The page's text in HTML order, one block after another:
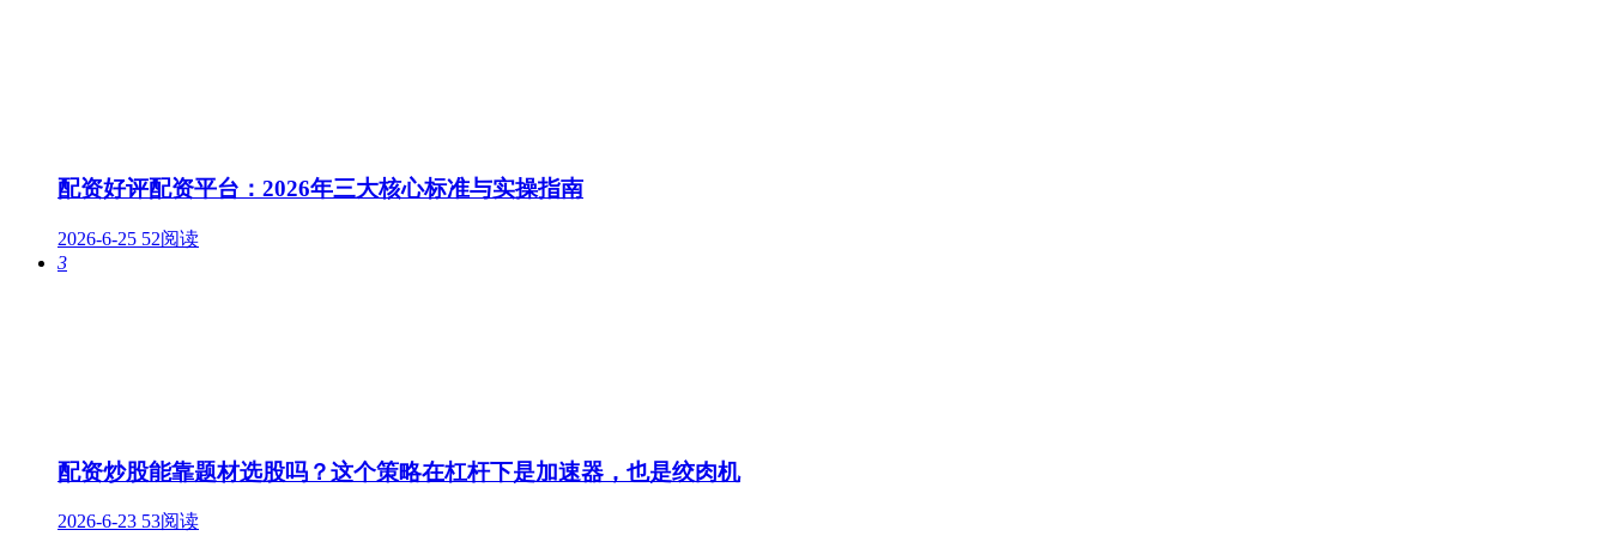
配资好评配资平台：2026年三大核心标准与实操指南
2026-6-25 52阅读
3
配资炒股能靠题材选股吗？这个策略在杠杆下是加速器，也是绞肉机
2026-6-23 53阅读